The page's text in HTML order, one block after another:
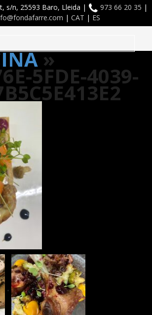
s/n, 25593 Baro, Lleida | 973 66 20 35 |
| CAT | ES
navigation
»
5FDE-4039-
•